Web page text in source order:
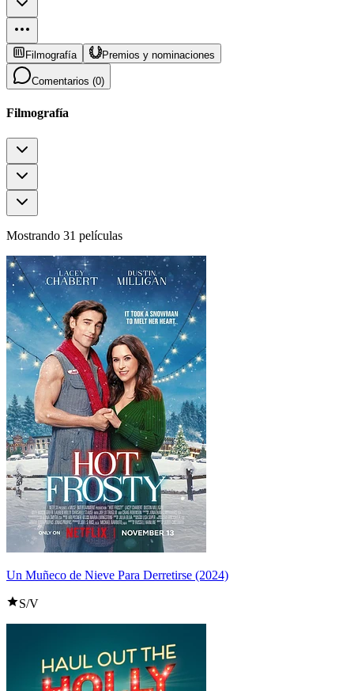
Filmografía Premios y nominaciones
Comentarios (0)
Filmografía
Mostrando 31 películas
Un Muñeco de Nieve Para Derretirse (2024)
S/V